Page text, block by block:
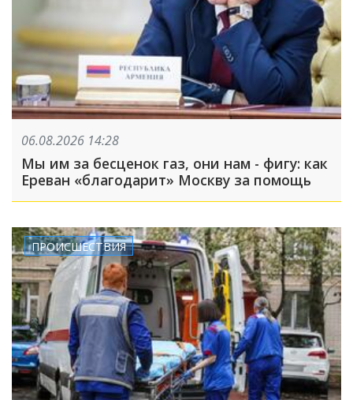
06.08.2026 14:28
Мы им за бесценок газ, они нам - фигу: как
Ереван «благодарит» Москву за помощь
ПРОИСШЕСТВИЯ